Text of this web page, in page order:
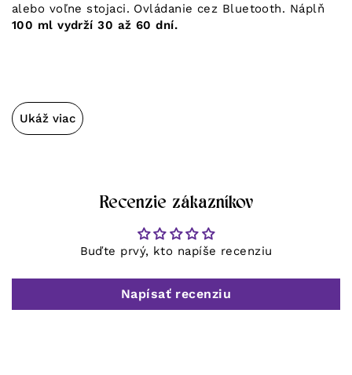
alebo voľne stojaci. Ovládanie cez Bluetooth. Náplň
100 ml vydrží 30 až 60 dní.
Ukáž viac
Recenzie zákazníkov
Buďte prvý, kto napíše recenziu
Napísať recenziu